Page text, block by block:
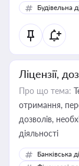
Будівельна
Ліцензії,
Про що тема:
отримання,
дозволів,
діяльності
Банківська